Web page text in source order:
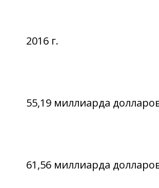
2016 г.
55,19 миллиарда
61,56 миллиарда